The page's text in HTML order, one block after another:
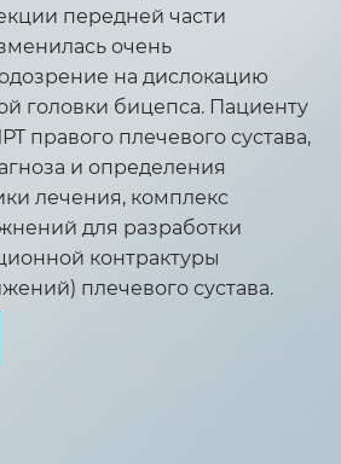
передней части
очень
на дислокацию
головки бицепса. Пациенту
правого плечевого сустава,
и определения
лечения, комплекс
для разработки
контрактуры
плечевого сустава.